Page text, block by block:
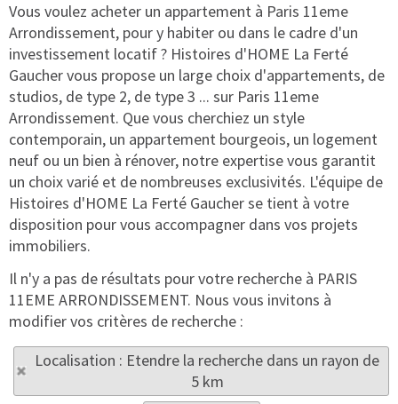
Vous voulez acheter un appartement à Paris 11eme
Arrondissement, pour y habiter ou dans le cadre d'un
investissement locatif ? Histoires d'HOME La Ferté
Gaucher vous propose un large choix d'appartements, de
studios, de type 2, de type 3 ... sur Paris 11eme
Arrondissement. Que vous cherchiez un style
contemporain, un appartement bourgeois, un logement
neuf ou un bien à rénover, notre expertise vous garantit
un choix varié et de nombreuses exclusivités. L'équipe de
Histoires d'HOME La Ferté Gaucher se tient à votre
disposition pour vous accompagner dans vos projets
immobiliers.
Il n'y a pas de résultats pour votre recherche à PARIS
11EME ARRONDISSEMENT. Nous vous invitons à
modifier vos critères de recherche :
Localisation : Etendre la recherche dans un rayon de
5 km